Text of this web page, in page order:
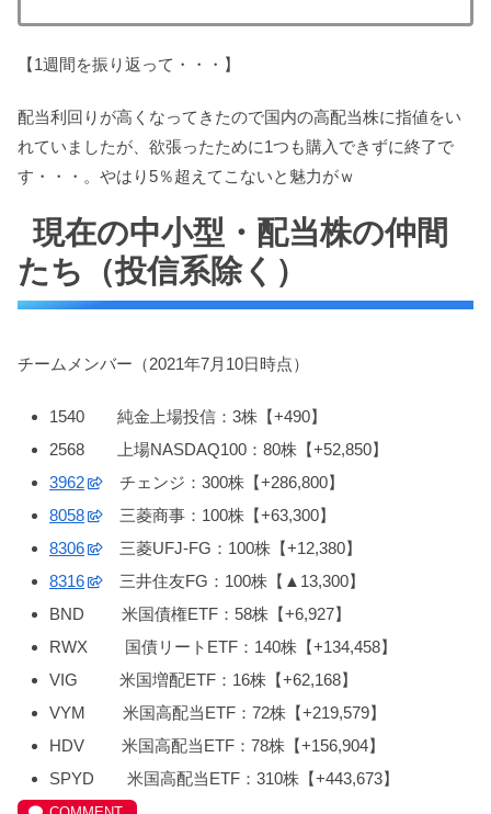
【1週間を振り返って・・・】
配当利回りが高くなってきたので国内の高配当株に指値をい
れていましたが、欲張ったために1つも購入できずに終了で
す・・・。やはり5％超えてこないと魅力がｗ
現在の中小型・配当株の仲間
たち（投信系除く）
チームメンバー（2021年7月10日時点）
1540 純金上場投信：3株【+490】
2568 上場NASDAQ100：80株【+52,850】
3962
チェンジ：300株【+286,800】
8058
三菱商事：100株【+63,300】
8306
三菱UFJ-FG：100株【+12,380】
8316
三井住友FG：100株【▲13,300】
BND 米国債権ETF：58株【+6,927】
RWX 国債リートETF：140株【+134,458】
VIG 米国増配ETF：16株【+62,168】
VYM 米国高配当ETF：72株【+219,579】
HDV 米国高配当ETF：78株【+156,904】
SPYD 米国高配当ETF：310株【+443,673】